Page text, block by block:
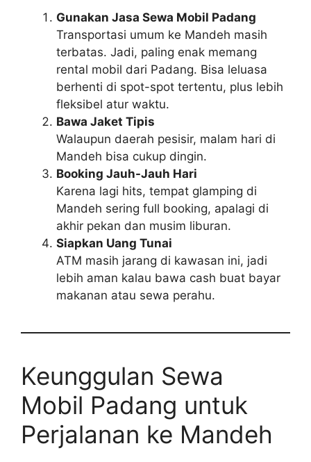
Gunakan Jasa Sewa Mobil Padang
Transportasi umum ke Mandeh masih
terbatas. Jadi, paling enak memang
rental mobil dari Padang. Bisa leluasa
berhenti di spot-spot tertentu, plus lebih
fleksibel atur waktu.
Bawa Jaket Tipis
Walaupun daerah pesisir, malam hari di
Mandeh bisa cukup dingin.
Booking Jauh-Jauh Hari
Karena lagi hits, tempat glamping di
Mandeh sering full booking, apalagi di
akhir pekan dan musim liburan.
Siapkan Uang Tunai
ATM masih jarang di kawasan ini, jadi
lebih aman kalau bawa cash buat bayar
makanan atau sewa perahu.
Keunggulan Sewa
Mobil Padang untuk
Perjalanan ke Mandeh